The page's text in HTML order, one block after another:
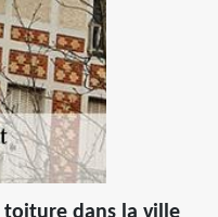
toiture dans la ville